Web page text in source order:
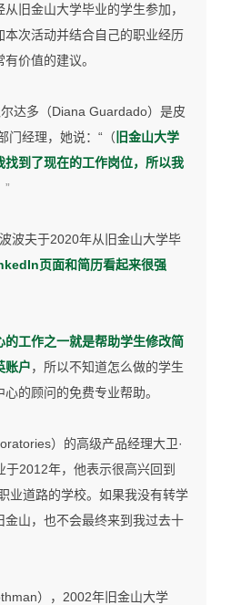
旧金山大学毕业的学生参加，
次活动并结合自己的职业经历
价值的建议。
达多（Diana Guardado）是皮
门经理，她说：“（ 旧金山大学
找到了现在的工作岗位，所以我
”
波夫于2020年从旧金山大学毕
页面和简历看起来很强
的工作之一就是帮助学生修改简
账户，所以不知道怎么做的学生
的顾问的免费专业帮助。
）的高级产品经理大卫·
2012年，他表示很高兴回到
业道路的学校。如果我没有转学
金山，也不会最终来到我过去十
），2002年旧金山大学